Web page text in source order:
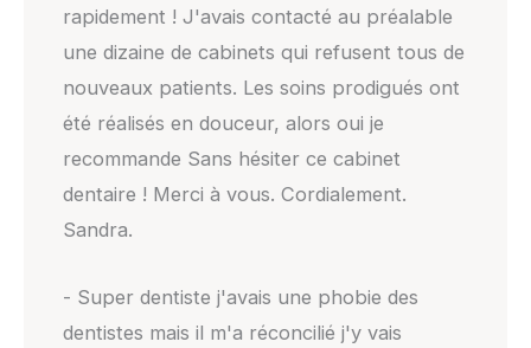
rapidement ! J'avais contacté au préalable
une dizaine de cabinets qui refusent tous de
nouveaux patients. Les soins prodigués ont
été réalisés en douceur, alors oui je
recommande Sans hésiter ce cabinet
dentaire ! Merci à vous. Cordialement.
Sandra.
- Super dentiste j'avais une phobie des
dentistes mais il m'a réconcilié j'y vais